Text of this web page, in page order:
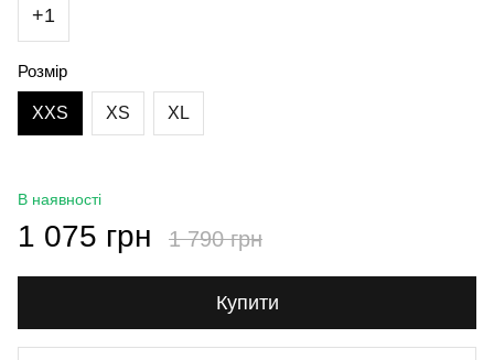
+1
Розмір
XXS XS XL
В наявності
1 075 грн 1 790 грн
Купити